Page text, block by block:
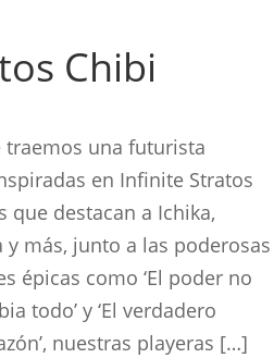
Chibi
traemos una futurista
en Infinite Stratos
que destacan a Ichika,
y más, junto a las poderosas
épicas como ‘El poder no
todo’ y ‘El verdadero
nuestras playeras […]